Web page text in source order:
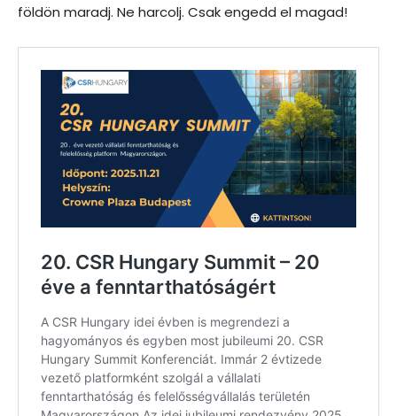
földön maradj. Ne harcolj. Csak engedd el magad!